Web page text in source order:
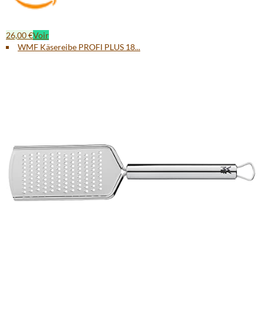
26,00 €Voir
WMF Käsereibe PROFI PLUS 18...